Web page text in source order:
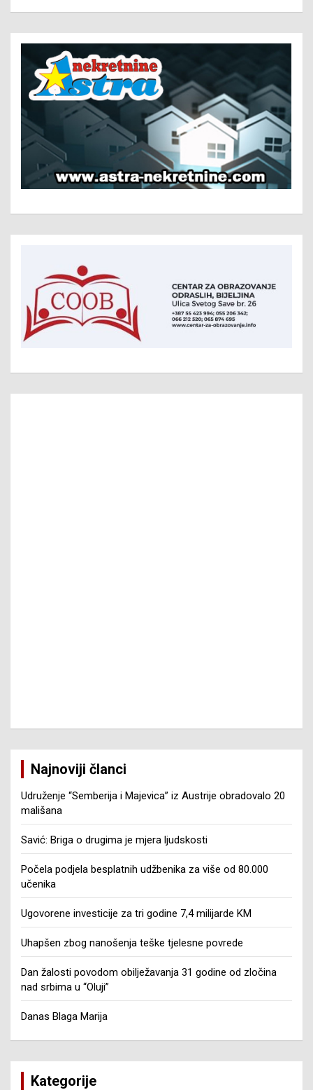
Najnoviji članci
Udruženje “Semberija i Majevica” iz Austrije obradovalo 20
mališana
Savić: Briga o drugima je mjera ljudskosti
Počela podjela besplatnih udžbenika za više od 80.000
učenika
Ugovorene investicije za tri godine 7,4 milijarde KM
Uhapšen zbog nanošenja teške tjelesne povrede
Dan žalosti povodom obilježavanja 31 godine od zločina
nad srbima u “Oluji”
Danas Blaga Marija
Kategorije